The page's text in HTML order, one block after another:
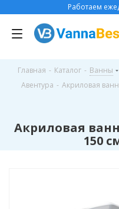
Работаем
Главная - Каталог - Ванны
Авентура - Акриловая
Акриловая
150